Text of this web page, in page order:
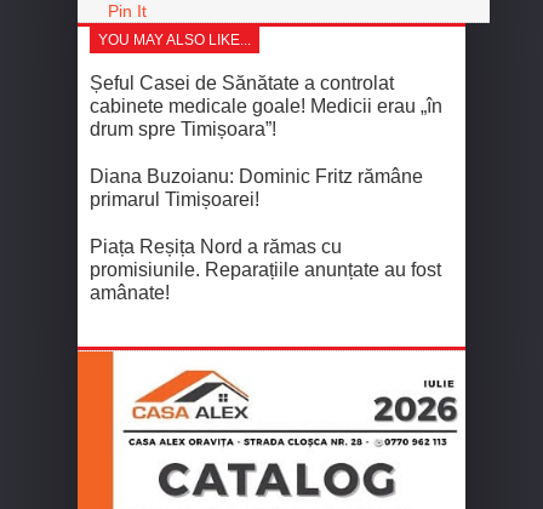
Pin It
YOU MAY ALSO LIKE...
Șeful Casei de Sănătate a controlat
cabinete medicale goale! Medicii erau „în
drum spre Timișoara”!
Diana Buzoianu: Dominic Fritz rămâne
primarul Timișoarei!
Piața Reșița Nord a rămas cu
promisiunile. Reparațiile anunțate au fost
amânate!